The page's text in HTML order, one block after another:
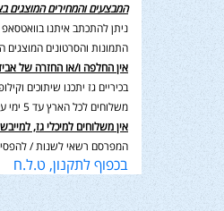
המבצעים והמחירים המוצגים
ניתן להתכתב איתנו
התמונות והסרטונים
אין החלפה ו/או החזרה של
בכיריים גז יתכנו שיתוכים וקילופים
משלוחים לכל הארץ עד 5 ימי עסקים*
אין משלוחים למיכלי גז,
המפרסם רשאי לשנות /
בכפוף לתקנון, ט.ל.ח